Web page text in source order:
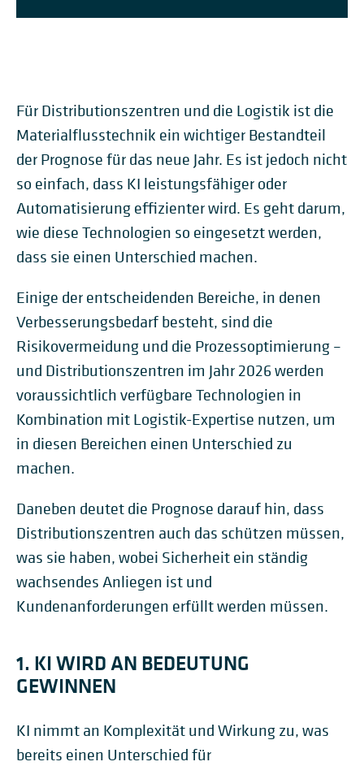
Für Distributionszentren und die Logistik ist die
Materialflusstechnik ein wichtiger Bestandteil
der Prognose für das neue Jahr. Es ist jedoch nicht
so einfach, dass KI leistungsfähiger oder
Automatisierung effizienter wird. Es geht darum,
wie diese Technologien so eingesetzt werden,
dass sie einen Unterschied machen.
Einige der entscheidenden Bereiche, in denen
Verbesserungsbedarf besteht, sind die
Risikovermeidung und die Prozessoptimierung –
und Distributionszentren im Jahr 2026 werden
voraussichtlich verfügbare Technologien in
Kombination mit Logistik-Expertise nutzen, um
in diesen Bereichen einen Unterschied zu
machen.
Daneben deutet die Prognose darauf hin, dass
Distributionszentren auch das schützen müssen,
was sie haben, wobei Sicherheit ein ständig
wachsendes Anliegen ist und
Kundenanforderungen erfüllt werden müssen.
1. KI WIRD AN BEDEUTUNG
GEWINNEN
KI nimmt an Komplexität und Wirkung zu, was
bereits einen Unterschied für